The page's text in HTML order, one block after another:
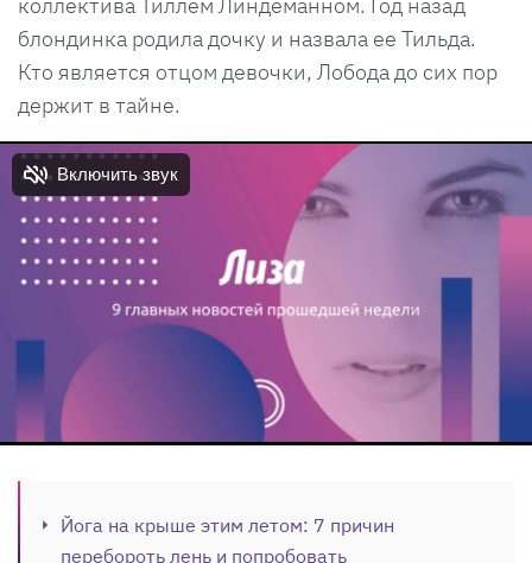
блондинка родила дочку и назвала ее Тильда.
Кто является отцом девочки, Лобода до сих пор
держит в тайне.
Йога на крыше этим летом: 7 причин
перебороть лень и попробовать